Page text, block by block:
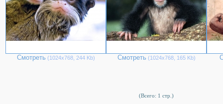
Смотреть (1024х768, 244 Kb) Смотреть (1024х768, 165 Kb)
(Всего: 1 стр.)